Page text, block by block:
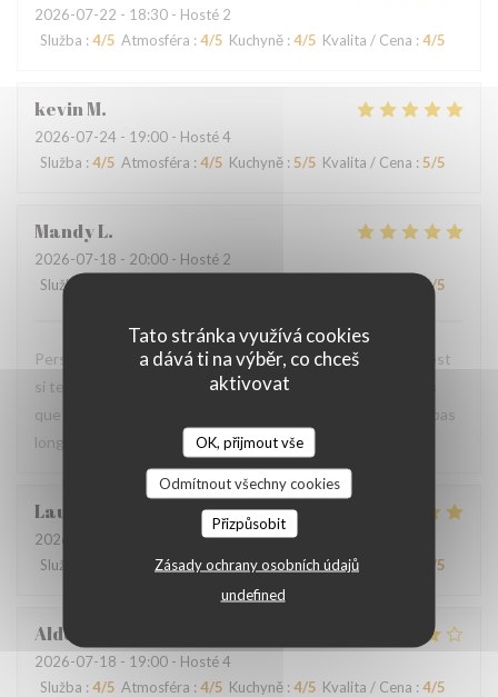
Tato stránka využívá cookies
a dává ti na výběr, co chceš
aktivovat
OK, přijmout vše
Odmítnout všechny cookies
Přizpůsobit
Zásady ochrany osobních údajů
undefined
2026-07-22 - 18:30 - Hosté 2
Služba : 4/5 Atmosféra : 4/5 Kuchyně : 4/5 Kvalita / Cena : 4/5
kevinM
2026-07-24 - 19:00 - Hosté 4
Služba : 4/5 Atmosféra : 4/5 Kuchyně : 5/5 Kvalita / Cena : 5/5
MandyL
2026-07-18 - 20:00 - Hosté 2
Služba
5/5
Personnel très agréable et à l'écoute du client. La viande est
si tendre et tous les accompagnements sont exquis ! Plus
que ravis de votre restaurant et nous y reviendrons dans pas
longtemps.
Laurence
2026-07-20
- 19:30 - Hosté 4
Služba
Atmosféra:4/5 Kuchyně: 5/5 Kvalita / Cena /5
Aldo
2026-07-18 - 19:00 - Hosté 4
Služba : 4/5 Atmosféra : 4/5 Kuchyně : 4/5 Kvalita / Cena : 4/5